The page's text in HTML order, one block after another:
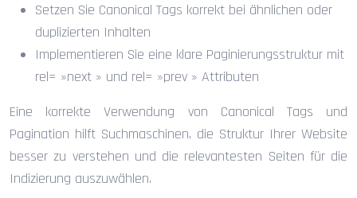
Setzen Sie Canonical Tags korrekt bei ähnlichen oder
duplizierten Inhalten
Implementieren Sie eine klare Paginierungsstruktur mit
rel= »next » und rel= »prev » Attributen
Eine korrekte Verwendung von Canonical Tags und
Pagination hilft Suchmaschinen, die Struktur Ihrer Website
besser zu verstehen und die relevantesten Seiten für die
Indizierung auszuwählen.